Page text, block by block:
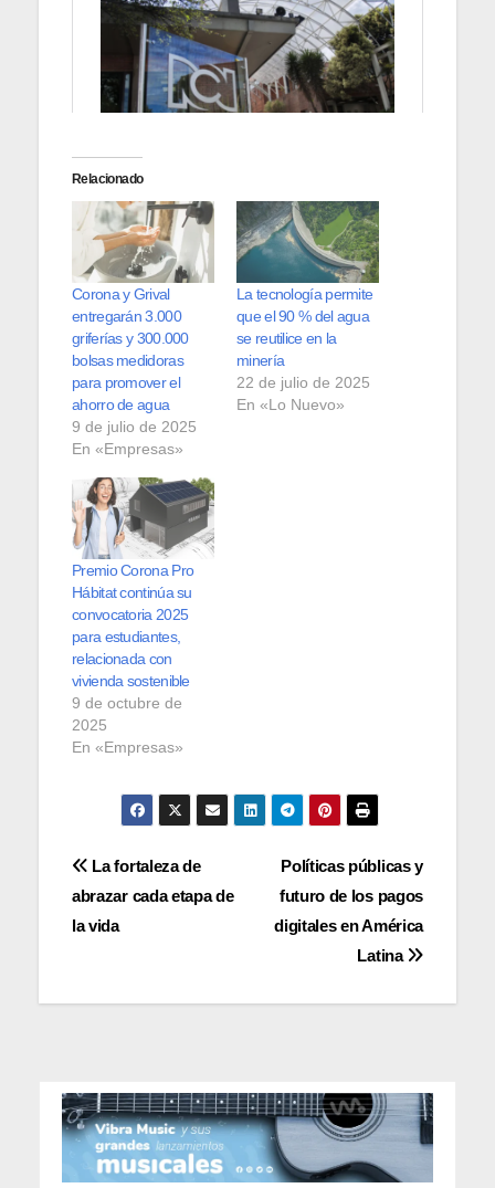
Relacionado
Corona y Grival
entregarán 3.000
griferías y 300.000
bolsas medidoras
para promover el
ahorro de agua
9 de julio de 2025
En «Empresas»
La tecnología permite
que el 90 % del agua
se reutilice en la
minería
22 de julio de 2025
En «Lo Nuevo»
Premio Corona Pro
Hábitat continúa su
convocatoria 2025
para estudiantes,
relacionada con
vivienda sostenible
9 de octubre de
2025
En «Empresas»
Navegación
de
Políticas públicas y
futuro de los pagos
digitales en América
Latina
La fortaleza de
abrazar cada etapa de
la vida